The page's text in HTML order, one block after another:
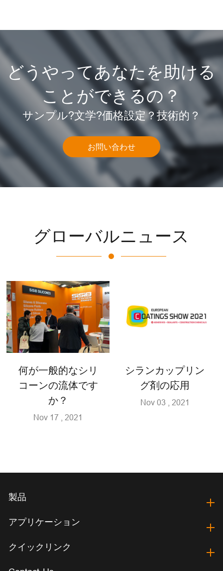
どうやってあなたを助ける
ことができるの？
サンプル?文学?価格設定？技術的？
お問い合わせ
グローバルニュース
何が一般的なシリ
コーンの流体です
か？
Nov 17 , 2021
シランカップリン
グ剤の応用
Nov 03 , 2021
製品
アプリケーション
クイックリンク